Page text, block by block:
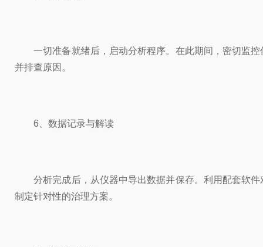
一切准备就绪后，启动分析程序。在此期间，密切监控
并排查原因。
6、数据记录与解读
分析完成后，从仪器中导出数据并保存。利用配套软件
制定针对性的治理方案。